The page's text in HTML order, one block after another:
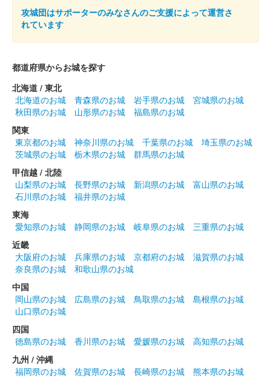
箱田城 御城印 秋限定版
箱田城 御城印
100枚限定。
箱田城 御城印
100枚限定。
箱田城 御城印 源義仲版
長野剛氏のイラストを使用した御城印。500枚限定。
箱田城 御城印 巴御前版
長野剛氏のイラストを使用した御城印。500枚限定。
箱田城 御城印
700枚限定。
攻城団はサポーターのみなさんのご支援によって運営さ
れています
都道府県からお城を探す
北海道 / 東北
北海道のお城
青森県のお城 岩手県のお城
宮城県のお城
秋田県のお城
山形県のお城
福島県のお城
関東
東京都のお城
神奈川県のお城 千葉県のお城
埼玉県のお城
茨城県のお城
栃木県のお城
群馬県のお城
甲信越 / 北陸
山梨県のお城
長野県のお城 新潟県のお城
富山県のお城
石川県のお城
福井県のお城
東海
愛知県のお城
静岡県のお城 岐阜県のお城
三重県のお城
近畿
大阪府のお城
兵庫県のお城 京都府のお城
滋賀県のお城
奈良県のお城
和歌山県のお城
中国
岡山県のお城
広島県のお城 鳥取県のお城
島根県のお城
山口県のお城
四国
徳島県のお城
香川県のお城 愛媛県のお城
高知県のお城
九州 / 沖縄
福岡県のお城
佐賀県のお城 長崎県のお城
熊本県のお城